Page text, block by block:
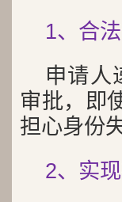
1、合
申请人
审批，即
担心身份
2、实